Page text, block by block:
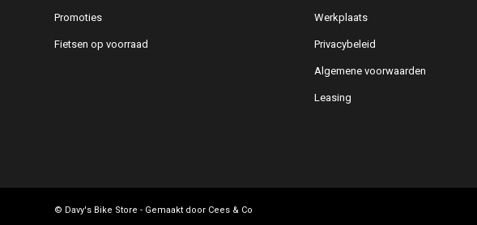
Promoties
Fietsen op voorraad
Werkplaats
Privacybeleid
Algemene voorwaarden
Leasing
© Davy's Bike Store - Gemaakt door Cees & Co